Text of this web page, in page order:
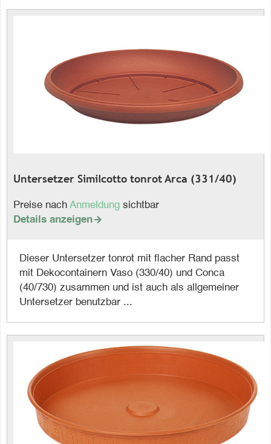
Untersetzer Similcotto tonrot Arca (331/40)
Preise nach Anmeldung sichtbar
Details anzeigen
Dieser Untersetzer tonrot mit flacher Rand passt
mit Dekocontainern Vaso (330/40) und Conca
(40/730) zusammen und ist auch als allgemeiner
Untersetzer benutzbar ...